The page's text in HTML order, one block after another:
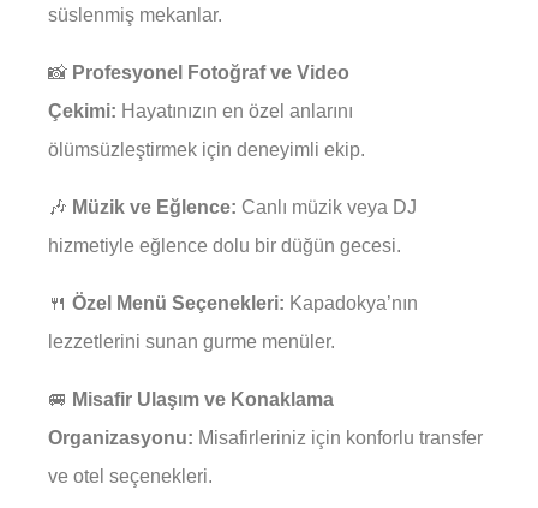
süslenmiş mekanlar.
📸 Profesyonel Fotoğraf ve Video
Çekimi: Hayatınızın en özel anlarını
ölümsüzleştirmek için deneyimli ekip.
🎶 Müzik ve Eğlence: Canlı müzik veya DJ
hizmetiyle eğlence dolu bir düğün gecesi.
🍴 Özel Menü Seçenekleri: Kapadokya’nın
lezzetlerini sunan gurme menüler.
🚐 Misafir Ulaşım ve Konaklama
Organizasyonu: Misafirleriniz için konforlu transfer
ve otel seçenekleri.